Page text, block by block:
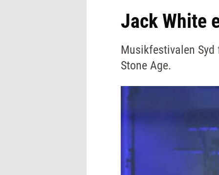
Jack White
Musikfestivalen
Stone Age.